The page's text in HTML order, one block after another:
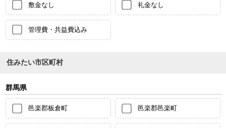
敷金なし 礼金なし
管理費・共益費込み
住みたい市区町村
群馬県
邑楽郡板倉町 邑楽郡邑楽町